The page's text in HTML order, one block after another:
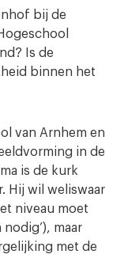
bij de
Is de
binnen het
van Arnhem en
in de
is de kurk
Hij wil weliswaar
niveau moet
maar
met de